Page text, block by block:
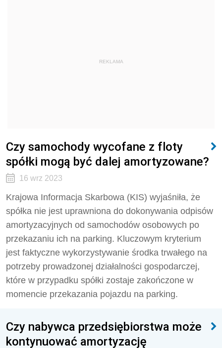
REKLAMA
Czy samochody wycofane z floty
spółki mogą być dalej amortyzowane?
16 wrz 2023
Krajowa Informacja Skarbowa (KIS) wyjaśniła, że
spółka nie jest uprawniona do dokonywania odpisów
amortyzacyjnych od samochodów osobowych po
przekazaniu ich na parking. Kluczowym kryterium
jest faktyczne wykorzystywanie środka trwałego na
potrzeby prowadzonej działalności gospodarczej,
które w przypadku spółki zostaje zakończone w
momencie przekazania pojazdu na parking.
Czy nabywca przedsiębiorstwa może
kontynuować amortyzację